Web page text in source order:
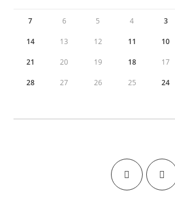
3
4
5
6
7
10
11
12
13
14
17
18
19
20
21
24
25
26
27
28